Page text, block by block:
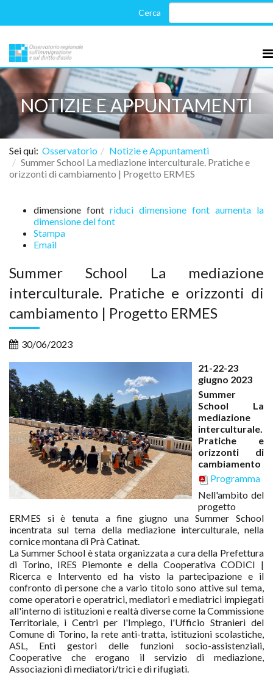
NOTIZIE E APPUNTAMENTI
Sei qui: Osservatorio
Notizie e Appuntamenti
Summer School La mediazione interculturale. Pratiche e
orizzonti di cambiamento | Progetto ERMES
dimensione font riduci dimensione font aumenta la
dimensione del font
Stampa
Email
Summer School La mediazione
interculturale. Pratiche e orizzonti di
cambiamento | Progetto ERMES
30/06/2023
21-22-23
giugno 2023
Summer
School La
mediazione
interculturale.
Pratiche e
orizzonti di
cambiamento
Programma
Nell'ambito del
progetto
ERMES si è tenuta a fine giugno una Summer School
incentrata sul tema della mediazione interculturale, nella
cornice montana di Prà Catinat.
La Summer School è stata organizzata a cura della Prefettura
di Torino, IRES Piemonte e della Cooperativa CODICI |
Ricerca e Intervento ed ha visto la partecipazione e il
confronto di persone che a vario titolo sono attive sul tema,
come operatori e operatrici, mediatori e mediatrici impiegati
all'interno di istituzioni e realtà diverse come la Commissione
Territoriale, i Centri per l'Impiego, l'Ufficio Stranieri del
Comune di Torino, la rete anti-tratta, istituzioni scolastiche,
ASL, Enti gestori delle funzioni socio-assistenziali,
Cooperative che erogano il servizio di mediazione,
Associazioni di mediatori/trici e di rifugiati.